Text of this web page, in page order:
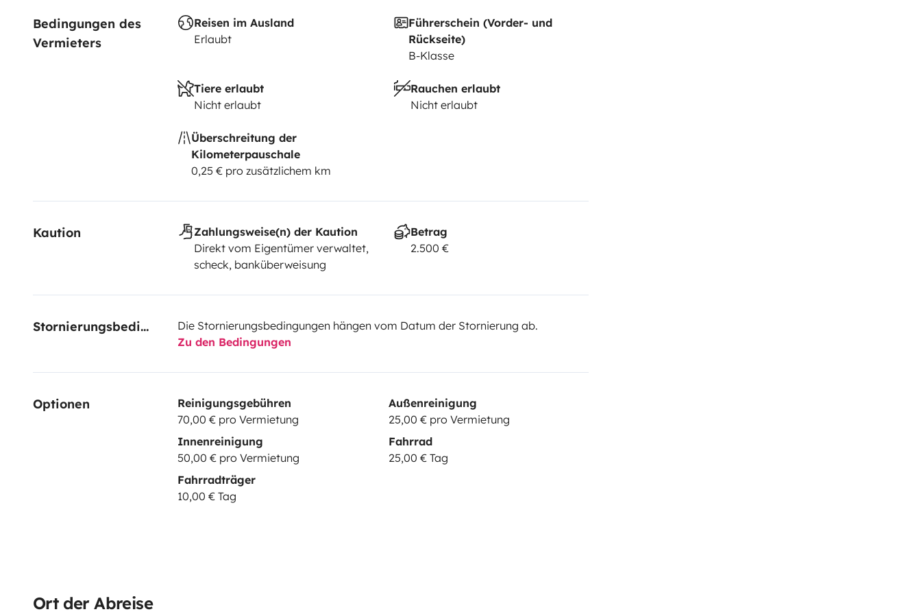
Bedingungen des
Vermieters
Reisen im Ausland
Erlaubt
Führerschein (Vorder- und
Rückseite)
B-Klasse
Tiere erlaubt
Nicht erlaubt
Rauchen erlaubt
Nicht erlaubt
Überschreitung der
Kilometerpauschale
0,25 € pro zusätzlichem km
Kaution
Zahlungsweise(n) der Kaution
Direkt vom Eigentümer verwaltet,
scheck, banküberweisung
Betrag
2.500 €
Stornierungsbedingungen
Die Stornierungsbedingungen hängen vom Datum der Stornierung ab.
Zu den Bedingungen
Optionen
Reinigungsgebühren
70,00 € pro Vermietung
Außenreinigung
25,00 € pro Vermietung
Innenreinigung
50,00 € pro Vermietung
Fahrrad
25,00 € Tag
Fahrradträger
10,00 € Tag
Ort der Abreise